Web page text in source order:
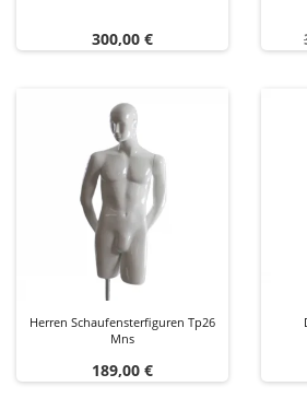
Preis
300,00 €
Herren Schaufensterfiguren Tp26
Mns
Preis
189,00 €